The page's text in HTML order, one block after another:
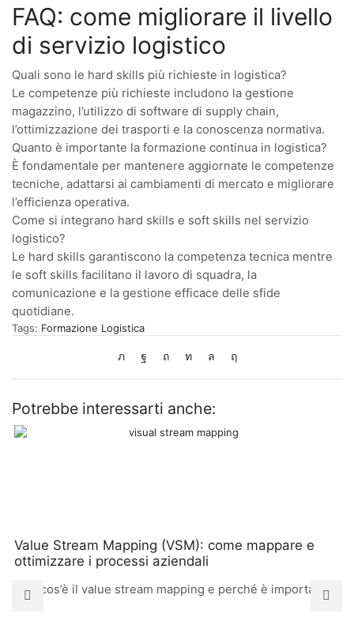
FAQ: come migliorare il livello
di servizio logistico
Quali sono le hard skills più richieste in logistica?
Le competenze più richieste includono la gestione
magazzino, l’utilizzo di software di supply chain,
l’ottimizzazione dei trasporti e la conoscenza normativa.
Quanto è importante la formazione continua in logistica?
È fondamentale per mantenere aggiornate le competenze
tecniche, adattarsi ai cambiamenti di mercato e migliorare
l’efficienza operativa.
Come si integrano hard skills e soft skills nel servizio
logistico?
Le hard skills garantiscono la competenza tecnica mentre
le soft skills facilitano il lavoro di squadra, la
comunicazione e la gestione efficace delle sfide
quotidiane.
Tags: Formazione Logistica
Potrebbe interessarti anche:
Value Stream Mapping (VSM): come mappare e
ottimizzare i processi aziendali
Che cos’è il value stream mapping e perché è importante